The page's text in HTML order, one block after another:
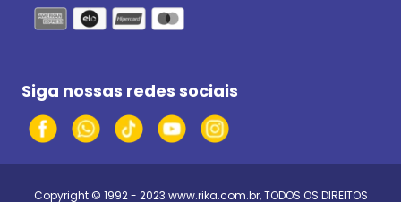
Siga nossas redes sociais
Copyright © 1992 - 2023 www.rika.com.br, TODOS OS DIREITOS